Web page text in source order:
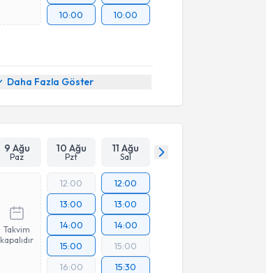
10:00
10:00
Daha Fazla Göster
9 Ağu
Paz
10 Ağu
Pzt
11 Ağu
Sal
Takvim
kapalıdır
12:00
13:00
14:00
15:00
16:00
12:00
13:00
14:00
15:00
15:30